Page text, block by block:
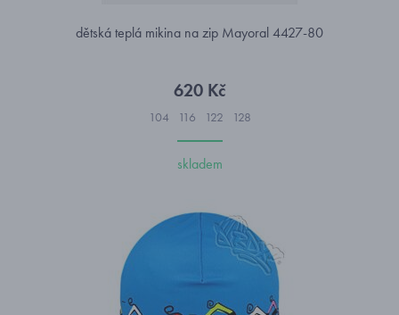
dětská teplá mikina na zip Mayoral 4427-80
620 Kč
104 116 122 128
skladem